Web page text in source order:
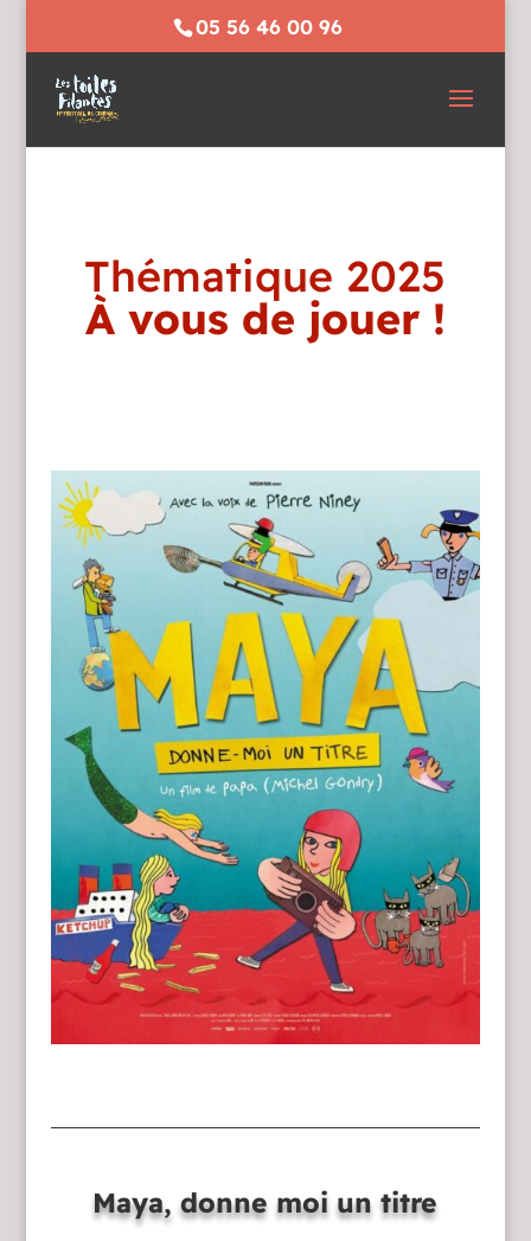
05 56 46 00 96
Thématique 2025
À vous de jouer !
Maya, donne moi un titre